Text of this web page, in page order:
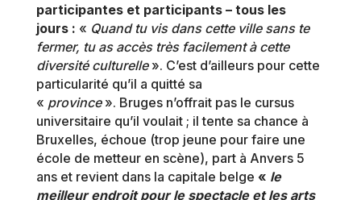
participantes et participants – tous les
jours : « Quand tu vis dans cette ville sans te
fermer, tu as accès très facilement à cette
diversité culturelle ». C’est d’ailleurs pour cette
particularité qu’il a quitté sa
« province». Bruges n’offrait pas le cursus
universitaire qu’il voulait ; il tente sa chance à
Bruxelles, échoue (trop jeune pour faire une
école de metteur en scène), part à Anvers 5
ans et revient dans la capitale belge « le
meilleur endroit pour le spectacle et les arts